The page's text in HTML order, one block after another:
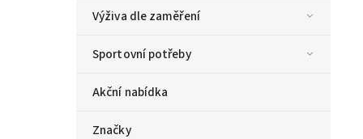
Výživa dle zaměření
Sportovní potřeby
Akční nabídka
Značky